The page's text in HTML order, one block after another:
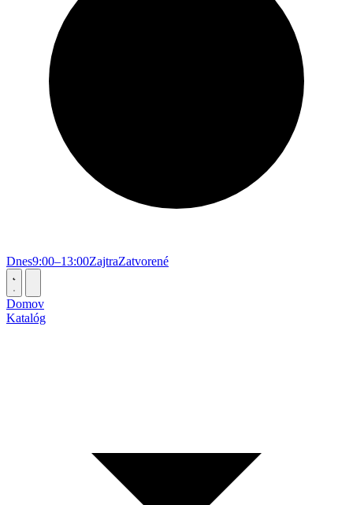
Dnes9:00–13:00ZajtraZatvorené
Domov
Katalóg